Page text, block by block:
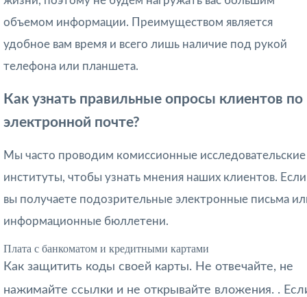
объемом информации. Преимуществом является
удобное вам время и всего лишь наличие под рукой
телефона или планшета.
Как узнать правильные опросы клиентов по
электронной почте?
Мы часто проводим комиссионные исследовательские
институты, чтобы узнать мнения наших клиентов. Если
вы получаете подозрительные электронные письма
информационные бюллетени.
Плата с банкоматом и кредитными картами
Как защитить коды своей карты. Не отвечайте, не
нажимайте ссылки и не открывайте вложения. .